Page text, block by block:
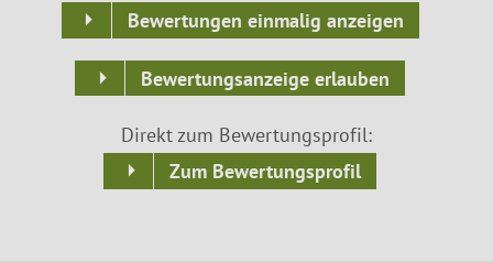
Bewertungen einmalig anzeigen
Bewertungsanzeige erlauben
Direkt zum Bewertungsprofil:
Zum Bewertungsprofil